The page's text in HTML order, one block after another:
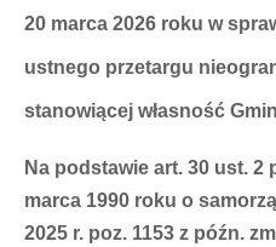
20 marca 2026 roku w
ustnego przetargu
stanowiącej własność
Na podstawie art. 30 ust. 2
marca 1990 roku o
2025 r. poz. 1153 z późn.